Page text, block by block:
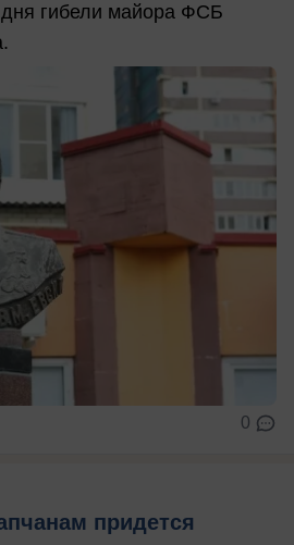
гибели майора ФСБ
0
придется